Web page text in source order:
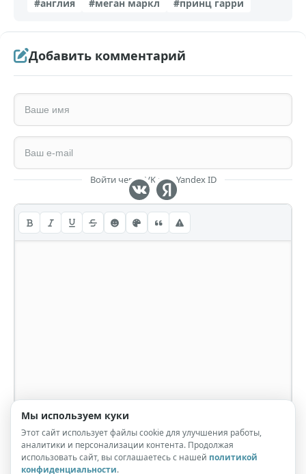
#англия
#меган маркл #принц гарри
Добавить комментарий
Войти через VK или Yandex ID
Мы используем куки
Этот сайт использует файлы cookie для улучшения работы,
аналитики и персонализации контента. Продолжая
использовать сайт, вы соглашаетесь с нашей политикой
конфиденциальности.